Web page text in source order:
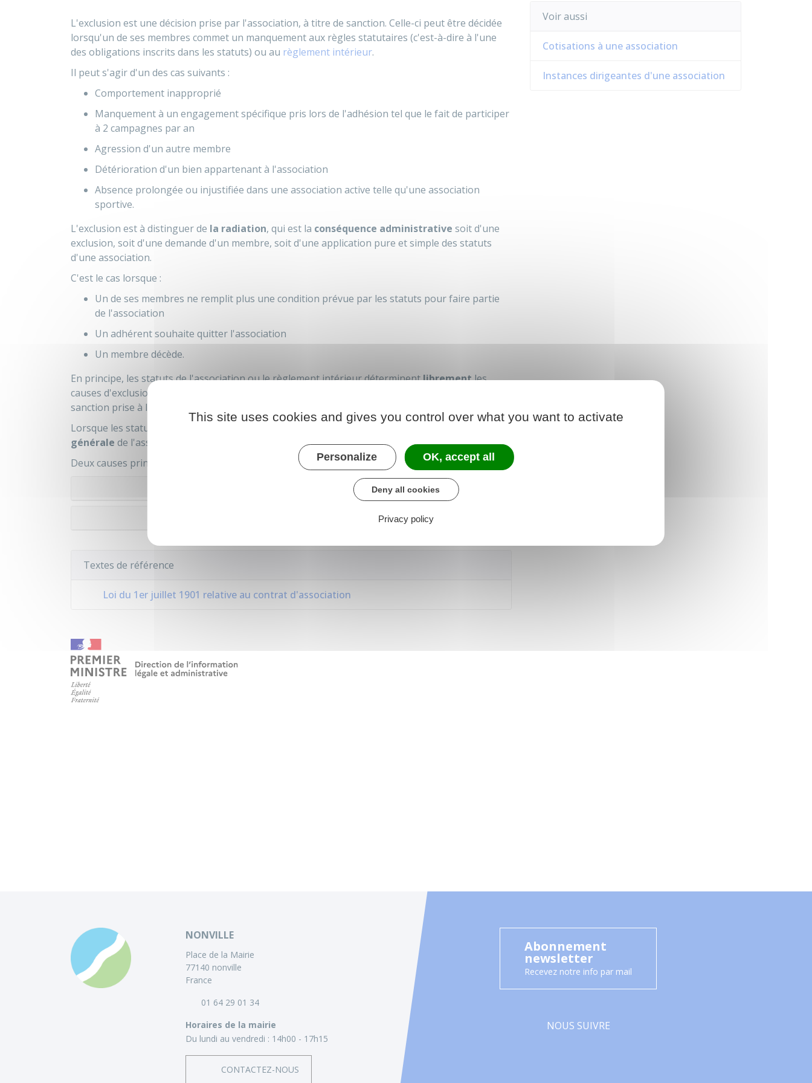
L'exclusion est une décision prise par l'association, à titre de sanction. Celle-ci peut être décidée
lorsqu'un de ses membres commet un manquement aux règles statutaires (c'est-à-dire à l'une
des obligations inscrits dans les statuts) ou au règlement intérieur.
Il peut s'agir d'un des cas suivants :
Comportement inapproprié
Manquement à un engagement spécifique pris lors de l'adhésion tel que le fait de participer
à 2 campagnes par an
Agression d'un autre membre
Détérioration d'un bien appartenant à l'association
Absence prolongée ou injustifiée dans une association active telle qu'une association
sportive.
L'exclusion est à distinguer de la radiation, qui est la conséquence administrative soit d'une
exclusion, soit d'une demande d'un membre, soit d'une application pure et simple des statuts
d'une association.
C'est le cas lorsque :
Un de ses membres ne remplit plus une condition prévue par les statuts pour faire partie
de l'association
Un adhérent souhaite quitter l'association
Un membre décède.
En principe, les statuts de l'association ou le règlement intérieur déterminentlibrementles
causes d'exclusion et la procédure à suivre. Si cette dernière n'est pas rigoureusement suivie, la
sanction prise à l'encontre d'un membre peut être remise en question.
Lorsque les statuts ne donnent pas de précisions sur ces points, c'est en principe à l'
générale de l'association de se prononcer.
Deux causes principales peuvent conduire une association à exclure l'un de ses membres :
Non-paiement des cotisations
Textes de référence
Loi du 1er juillet 1901 relative au contrat d'association
Voir aussi
Cotisations à une association
Instances dirigeantes d'une association
NONVILLE
Place de la Mairie
77140 nonville
France
01 64 29 01 34
Horaires de la mairie
Du lundi au vendredi : 14h00 - 17h15
CONTACTEZ-NOUS
Abonnement
newsletter
Recevez notre info par mail
NOUS SUIVRE
This site uses cookies and gives you control over what you want to activate
Personalize OK, accept all
Deny all cookies
Privacy policy